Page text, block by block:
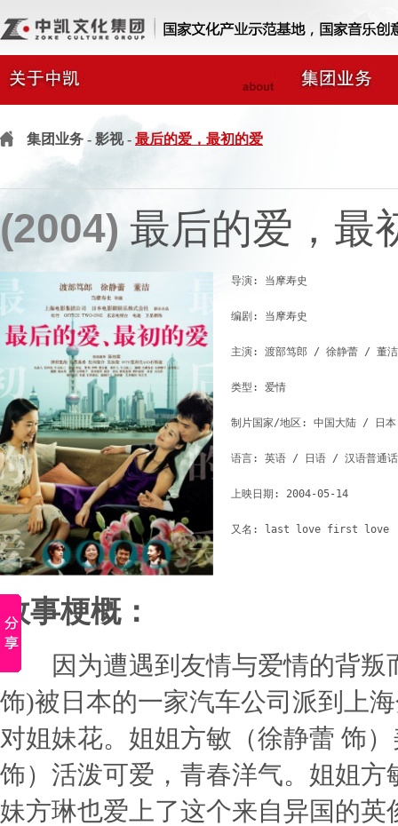
集团业务 - 影视 - 最后的爱，最初的爱
(2004) 最后的爱，最
导演: 当摩寿史
编剧: 当摩寿史
主演: 渡部笃郎 / 徐静蕾 / 董洁
类型: 爱情
制片国家/地区: 中国大陆 / 日本
语言: 英语 / 日语 / 汉语普通话
上映日期: 2004-05-14
故事梗概：
因为遭遇到友情与爱情的背叛
饰)被日本的一家汽车公司派到上
对姐妹花。姐姐方敏（徐静蕾 饰
饰）活泼可爱，青春洋气。姐姐
妹方琳也爱上了这个来自异国的